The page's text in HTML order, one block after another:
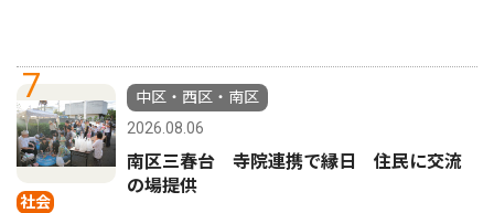
7
社会
中区・西区・南区
2026.08.06
南区三春台 寺院連携で縁日 住民に交流
の場提供